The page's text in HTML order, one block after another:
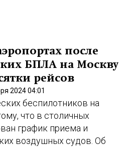
после
БПЛА на Москву
рейсов
2024 04:01
беспилотников на
что в столичных
график приема и
воздушных судов. Об